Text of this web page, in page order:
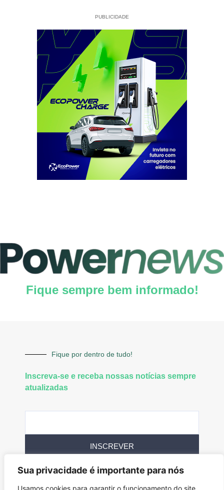
Sua privacidade é importante para nós
Usamos cookies para garantir o funcionamento do site,
PUBLICIDADE
Fique sempre bem informado!
Fique por dentro de tudo!
Inscreva-se e receba nossas notícias sempre
atualizadas
INSCREVER
Siga-nos